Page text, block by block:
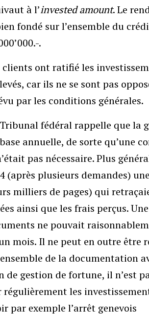
à l’invested amount. Le
fondé sur l’ensemble du
.
ont ratifié les
car ils ne se sont pas
par les conditions générales.
fédéral rappelle que la
annuelle, de sorte qu’une
pas nécessaire. Plus
(après plusieurs demandes)
milliers de pages) qui
ainsi que les frais perçus.
ne pouvait
mois. Il ne peut en outre être
de la documentation
de gestion de fortune, il n’est
régulièrement les
par exemple l’arrêt genevois